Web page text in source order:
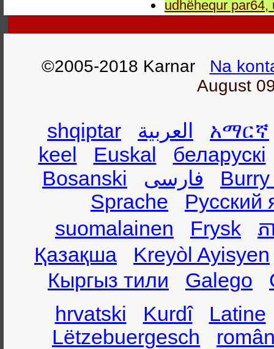
udhëhequr
©2005-2018 Karnar Na
August
shqiptar العربية
አማርኛ
keel
Euskal
беларускі
Bosanski
فارسی
Sprache
Русский
suomalainen
Frysk
ភ
Қазақша
Kreyòl Ayisyen
Кыргыз тили
Galego
hrvatski
Kurdî
Latine
Lëtzebuergesch